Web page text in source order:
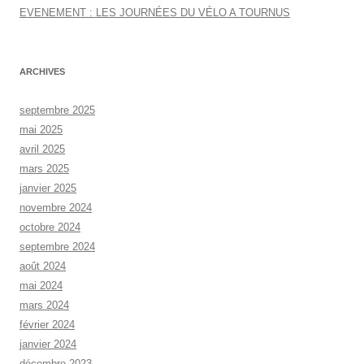
e
:
EVENEMENT : LES JOURNÉES DU VÉLO A TOURNUS
ARCHIVES
septembre 2025
mai 2025
avril 2025
mars 2025
janvier 2025
novembre 2024
octobre 2024
septembre 2024
août 2024
mai 2024
mars 2024
février 2024
janvier 2024